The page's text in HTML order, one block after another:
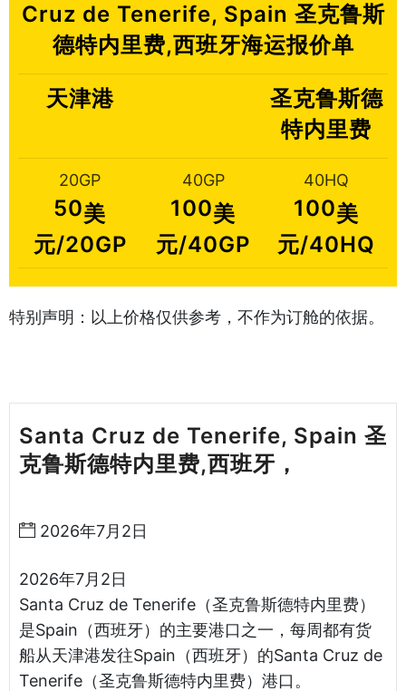
Cruz de Tenerife, Spain 圣克鲁斯
德特内里费,西班牙海运报价单
天津港
圣克鲁斯德
特内里费
20GP
50美
元/20GP
40GP
100美
元/40GP
40HQ
100美
元/40HQ
特别声明：以上价格仅供参考，不作为订舱的依据。
Santa Cruz de Tenerife, Spain 圣
克鲁斯德特内里费,西班牙，
2026年7月2日
2026年7月2日
Santa Cruz de Tenerife（圣克鲁斯德特内里费）
是Spain（西班牙）的主要港口之一，每周都有货
船从天津港发往Spain（西班牙）的Santa Cruz de
Tenerife（圣克鲁斯德特内里费）港口。